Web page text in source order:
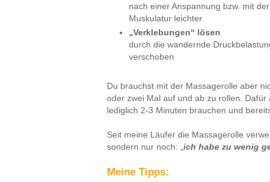
nach einer Anspannung bzw. mit
Muskulatur leichter
„Verklebungen“ lösen
durch die wandernde
verschoben
Du brauchst mit der Massagerolle aber
oder zwei Mal auf und ab zu rollen.
lediglich 2-3 Minuten brauchen und
Seit meine Läufer die Massagerolle
sondern nur noch: „ ich habe zu wenig
Meine Tipps: